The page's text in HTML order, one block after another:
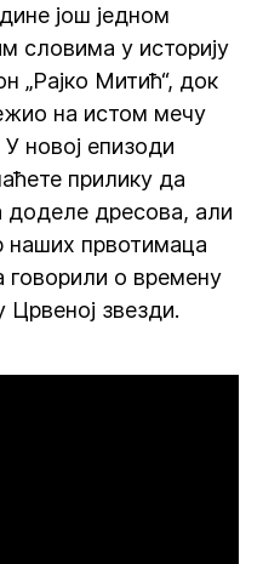
још једном
словима у историју
„Рајко Митић“, док
на истом мечу
У новој епизоди
прилику да
доделе дресова, али
наших првотимаца
говорили о времену
Црвеној звезди.